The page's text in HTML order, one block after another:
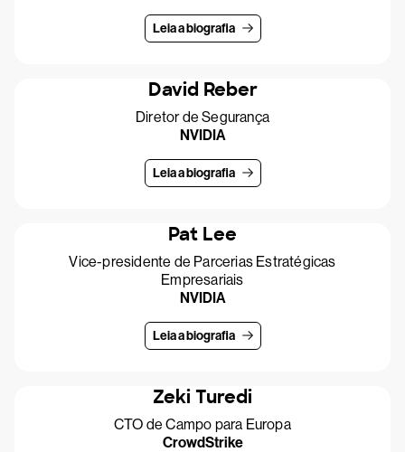
Leia a biografia
David Reber
Diretor de Segurança
NVIDIA
Leia a biografia
Pat Lee
Vice-presidente de Parcerias Estratégicas
Empresariais
NVIDIA
Leia a biografia
Zeki Turedi
CTO de Campo para Europa
CrowdStrike